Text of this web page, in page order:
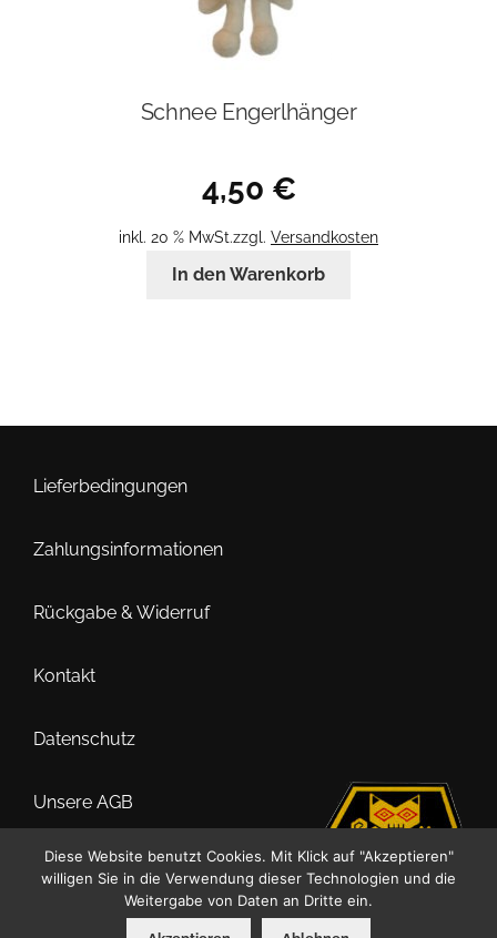
Schnee Engerlhänger
4,50 €
inkl. 20 % MwSt.zzgl. Versandkosten
In den Warenkorb
Lieferbedingungen
Zahlungsinformationen
Rückgabe & Widerruf
Kontakt
Datenschutz
Unsere AGB
Impressum
Diese Website benutzt Cookies. Mit Klick auf "Akzeptieren"
willigen Sie in die Verwendung dieser Technologien und die
Weitergabe von Daten an Dritte ein.